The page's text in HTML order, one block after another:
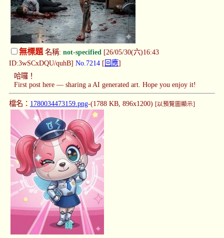
無標題名稱: not-specified [26/05/30(六)16:43
ID:3wSCxDQU/quhB] No.7214 [ 回應]
哈囉！
First post here — sharing a AI generated art. Hope you enjoy it!
檔名： 1780034473159.png-(1788 KB, 896x1200) [以預覽圖顯示]